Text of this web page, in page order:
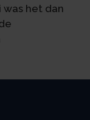
het dan